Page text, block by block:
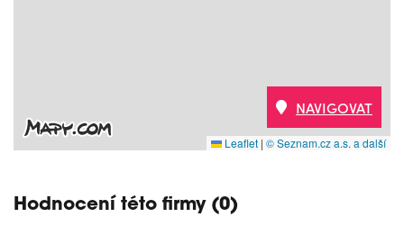
Leaflet | © Seznam.cz a.s. a další
NAVIGOVAT
Hodnocení této firmy (0)